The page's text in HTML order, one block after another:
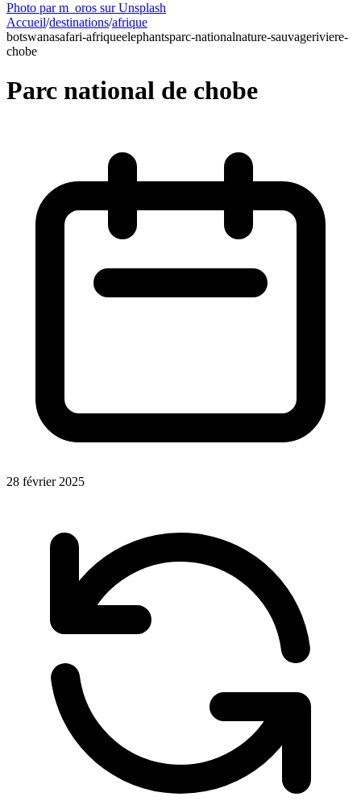
Photo par m_oros sur Unsplash
Accueil/destinations/afrique
botswanasafari-afriqueelephantsparc-nationalnature-sauvageriviere-
chobe
Parc national de chobe
28 février 2025